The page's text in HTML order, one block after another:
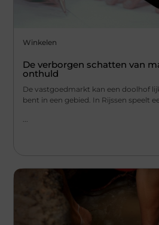
Winkelen
De verborgen schatten van
onthuld
De vastgoedmarkt kan een doolhof
bent in een gebied. In Rijssen speelt
...